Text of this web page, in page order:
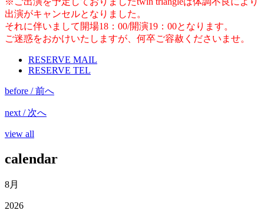
出演がキャンセルとなりました。
それに伴いまして開場18：00/開演19：00となります。
ご迷惑をおかけいたしますが、何卒ご容赦くださいませ。
RESERVE MAIL
RESERVE TEL
before / 前へ
next / 次へ
view all
calendar
8月
2026